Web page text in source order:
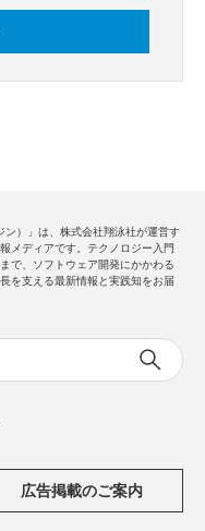
ン）」は、株式会社翔泳社が運営す
メディアです。テクノロジー入門
で、ソフトウェア開発にかかわる
を支える最新情報と実践知をお届
広告掲載のご案内